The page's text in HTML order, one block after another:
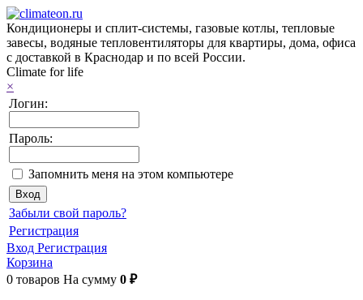
Кондиционеры и сплит-системы, газовые котлы, тепловые
завесы, водяные тепловентиляторы для квартиры, дома, офиса
с доставкой в Краснодар и по всей России.
Climate for life
×
Логин:
Пароль:
Запомнить меня на этом компьютере
Забыли свой пароль?
Регистрация
Вход Регистрация
Корзина
0 товаров На сумму 0 ₽